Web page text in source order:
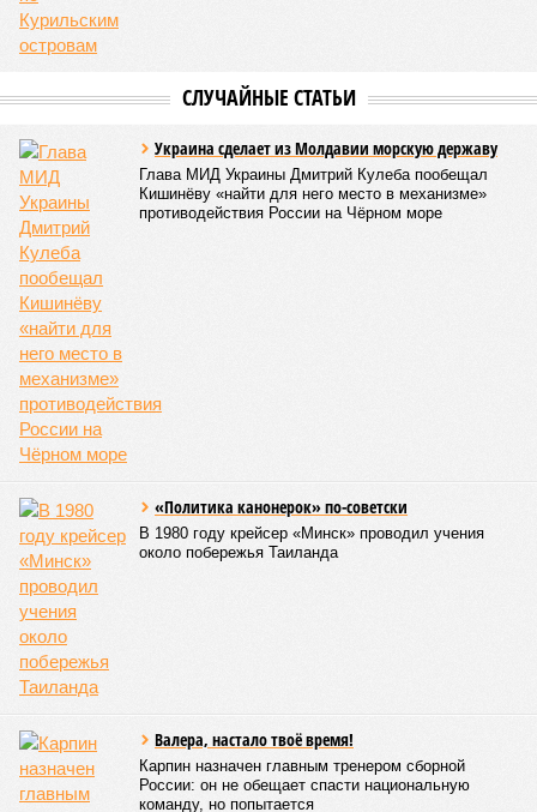
дольщики не видят. Ни Capital Group, ни кураторы
строительства не подтверждают ни соблюдения графика
строительства, ни объёма фактически выполненных работ.
декларируемая «Capital Group модель (достраивать
проблемные объекты SSD») сработала на
Лосиноостровской, почему она не масштабируется на
Люблино? И означает ли отсутствие техники на площадке,
что в реальности подрядчик по «Станции Л» ещё даже не
определён?
2025–2026 годах, похоже, не изменили ситуацию.
последние месяцы в личном общении нам перестали
называть даже ориентировочные сроки»
расстроенные дольщики.
Казалось бы, формально ответственность по
достраиванию объекта распределена. Seven Suns
Development – банкрот, часть его структур признана
находится под следствием по ст. 200.3 УК РФ. Достройку
проблемных объектов группы – «Станции Л», «Сказочного
леса» и «В стремлении к свету», согласно информации на
сайтах Capital Group, осенью 2024 г. взяла на себя. Два из
трёх объектов уже сданы или близки к сдаче. Третий –
«Станция Л», крупнейший по числу пострадавших
дольщиков (3908 квартир в пяти корпусах) – по факту
остаётся стройплощадкой без стройки. Возникает вопрос:
«Станцию Л» в полном объёме или приоритет отдан
объектам мешей сложности и меньшего масштаба?